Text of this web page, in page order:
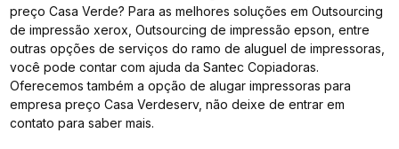
preço Casa Verde? Para as melhores soluções em Outsourcing
de impressão xerox, Outsourcing de impressão epson, entre
outras opções de serviços do ramo de aluguel de impressoras,
você pode contar com ajuda da Santec Copiadoras.
Oferecemos também a opção de alugar impressoras para
empresa preço Casa Verdeserv, não deixe de entrar em
contato para saber mais.